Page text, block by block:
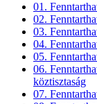
01.
02.
03.
04.
05.
06.
köztisztaság
07.